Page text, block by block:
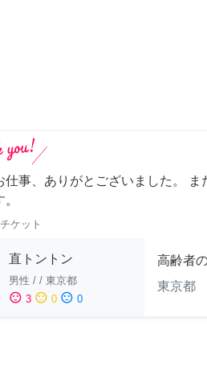
仕事、ありがとございました。 ま
ケット
直トントン
男性 / / 東京都
sentiment_satisfied 3 sentiment_neutral 0 sentiment_dissatisfied 0
高齢者
東京都